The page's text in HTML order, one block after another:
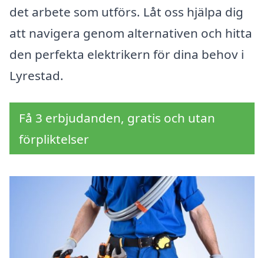
det arbete som utförs. Låt oss hjälpa dig
att navigera genom alternativen och hitta
den perfekta elektrikern för dina behov i
Lyrestad.
Få 3 erbjudanden, gratis och utan
förpliktelser